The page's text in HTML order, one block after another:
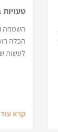
טעויות
השמחה
הכלה
לעשות
קרא עוד